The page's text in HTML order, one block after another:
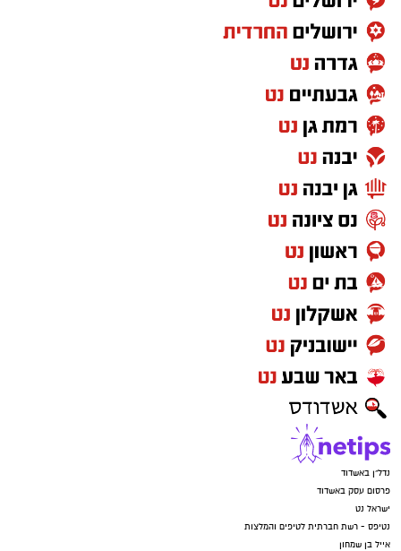
להורדת אפליקציה של אשדוד נט לחצו כאן
עקבו בפייסבוק
עקבו באינסטגרם
נדל"ן באשדוד
פרסום עסק באשדוד
ישראל נט
נטיפס - רשת חברתית לטיפים והמלצות
אייל בן שמחון